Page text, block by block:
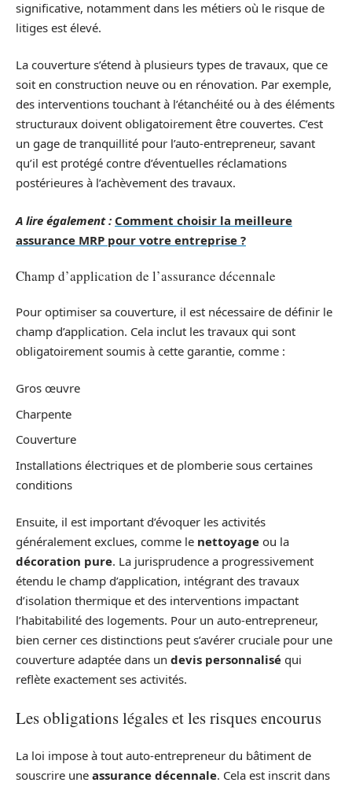
significative, notamment dans les métiers où le risque de
litiges est élevé.
La couverture s’étend à plusieurs types de travaux, que ce
soit en construction neuve ou en rénovation. Par exemple,
des interventions touchant à l’étanchéité ou à des éléments
structuraux doivent obligatoirement être couvertes. C’est
un gage de tranquillité pour l’auto-entrepreneur, savant
qu’il est protégé contre d’éventuelles réclamations
postérieures à l’achèvement des travaux.
A lire également : Comment choisir la meilleure
assurance MRP pour votre entreprise ?
Champ d’application de l’assurance décennale
Pour optimiser sa couverture, il est nécessaire de définir le
champ d’application. Cela inclut les travaux qui sont
obligatoirement soumis à cette garantie, comme :
Gros œuvre
Charpente
Couverture
Installations électriques et de plomberie sous certaines
conditions
Ensuite, il est important d’évoquer les activités
généralement exclues, comme le nettoyage ou la
décoration pure. La jurisprudence a progressivement
étendu le champ d’application, intégrant des travaux
d’isolation thermique et des interventions impactant
l’habitabilité des logements. Pour un auto-entrepreneur,
bien cerner ces distinctions peut s’avérer cruciale pour une
couverture adaptée dans un devis personnalisé qui
reflète exactement ses activités.
Les obligations légales et les risques encourus
La loi impose à tout auto-entrepreneur du bâtiment de
souscrire une assurance décennale. Cela est inscrit dans